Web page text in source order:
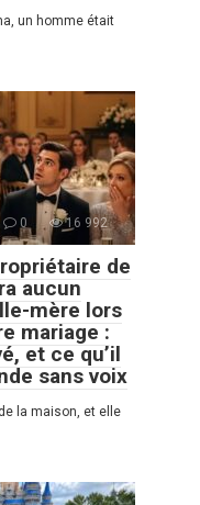
un homme était
0 16 992
de
aucun
mère lors
mariage :
et ce qu’il
sans voix
la maison, et elle